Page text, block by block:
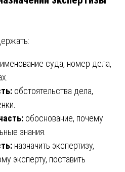
суда, номер дела,
обстоятельства дела,
обоснование, почему
знания.
назначить экспертизу,
эксперту, поставить